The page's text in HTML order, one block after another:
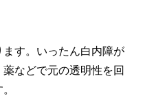
す。いったん白内障が
などで元の透明性を回